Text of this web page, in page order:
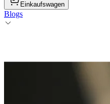
Einkaufswagen
Blogs